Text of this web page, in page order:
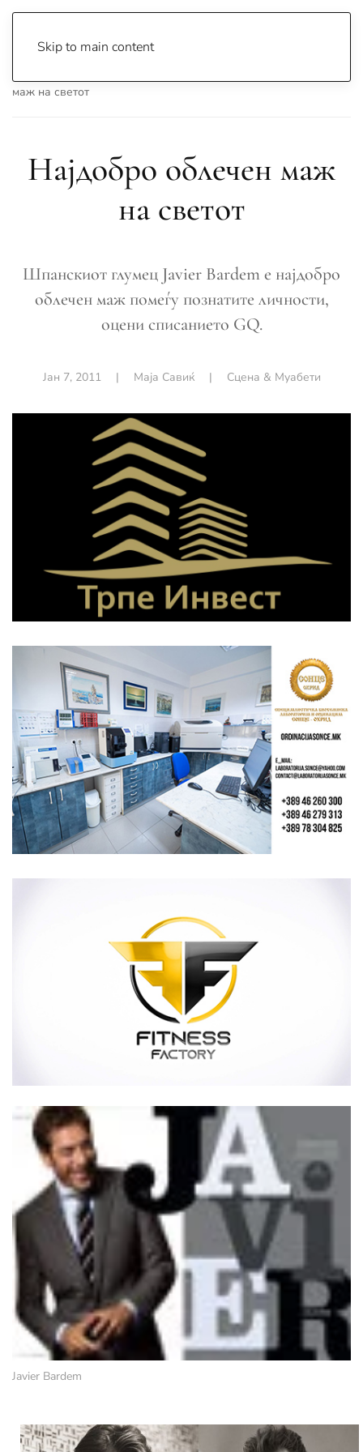
Skip to main content
маж на светот
Најдобро облечен маж
на светот
Шпанскиот глумец Javier Bardem е најдобро
облечен маж помеѓу познатите личности,
оцени списанието GQ.
Јан 7, 2011| Маја Савиќ| Сцена & Муабети
Javier Bardem